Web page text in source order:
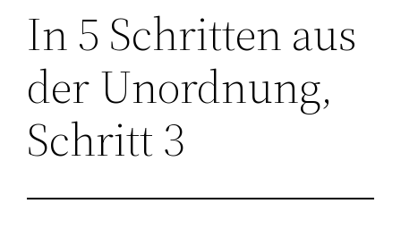
In 5 Schritten aus
der Unordnung,
Schritt 3